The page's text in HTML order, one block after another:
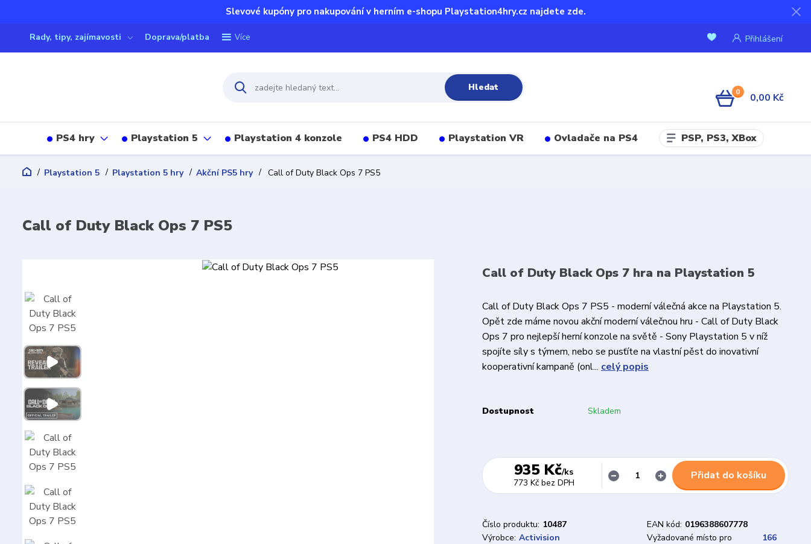
Slevové kupóny pro nakupování v herním e-shopu Playstation4hry.cz najdete zde.
Rady, tipy, zajímavosti Doprava/platba Více Přihlášení
Hledat 0 0,00 Kč
PS4 hry Playstation 5 Playstation 4 konzole PS4 HDD Playstation VR Ovladače na PS4 PSP, PS3, XBox
Playstation 5 Playstation 5 hry Akční PS5 hry Call of Duty Black Ops 7 PS5
Call of Duty Black Ops 7 PS5
Call of Duty Black Ops 7 hra na Playstation 5
Call of Duty Black Ops 7 PS5 - moderní válečná akce na Playstation 5.
Opět zde máme novou akční moderní válečnou hru - Call of Duty Black
Ops 7 pro nejlepší herní konzole na světě - Sony Playstation 5 v níž
spojíte síly s týmem, nebo se pusťíte na vlastní pěst do inovativní
kooperativní kampaně (onl... celý popis
Dostupnost Skladem
935 Kč/ks
773 Kč bez DPH
Přidat do košíku
Číslo produktu: 10487 EAN kód: 0196388607778
Výrobce: Activision
Vyžadované místo pro
166